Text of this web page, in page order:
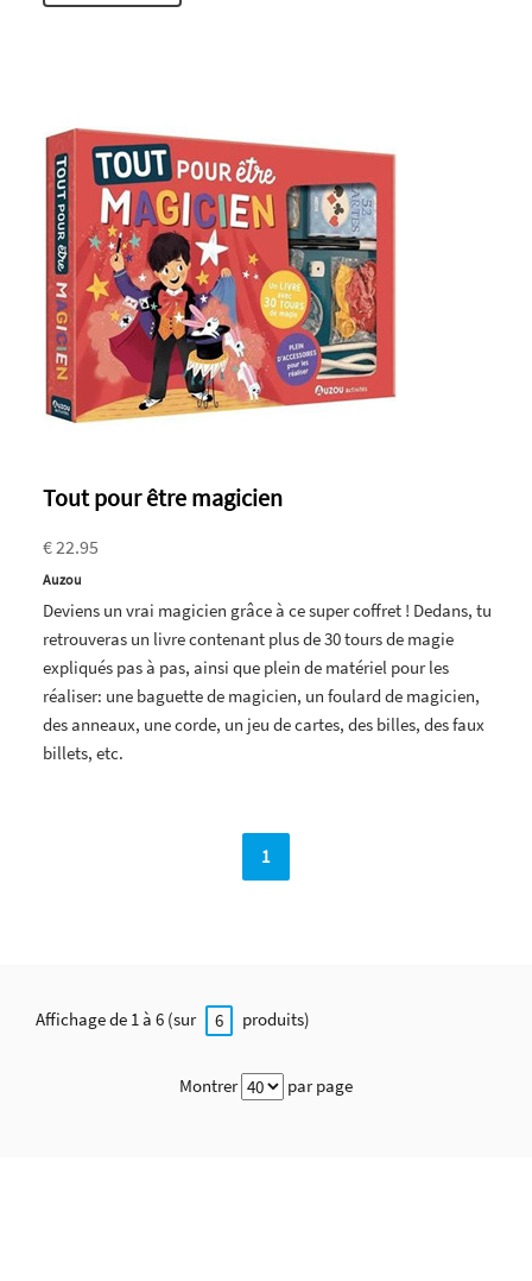
Tout pour être magicien
€ 22.95
Auzou
Deviens un vrai magicien grâce à ce super coffret ! Dedans, tu
retrouveras un livre contenant plus de 30 tours de magie
expliqués pas à pas, ainsi que plein de matériel pour les
réaliser: une baguette de magicien, un foulard de magicien,
des anneaux, une corde, un jeu de cartes, des billes, des faux
billets, etc.
1
Affichage de 1 à 6 (sur 6 produits)
Montrer par page